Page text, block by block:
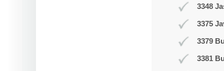
3348
3375
3379
3381